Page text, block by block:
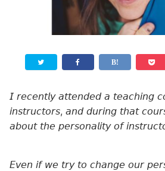
𝘐 𝘳𝘦𝘤𝘦𝘯𝘵𝘭𝘺 𝘢𝘵𝘵𝘦𝘯𝘥𝘦𝘥 𝘢 𝘵𝘦𝘢𝘤𝘩𝘪𝘯𝘨
𝘪𝘯𝘴𝘵𝘳𝘶𝘤𝘵𝘰𝘳𝘴, 𝘢𝘯𝘥 𝘥𝘶𝘳𝘪𝘯𝘨 𝘵𝘩𝘢𝘵
𝘢𝘣𝘰𝘶𝘵 𝘵𝘩𝘦 𝘱𝘦𝘳𝘴𝘰𝘯𝘢𝘭𝘪𝘵𝘺 𝘰𝘧
𝘌𝘷𝘦𝘯 𝘪𝘧 𝘸𝘦 𝘵𝘳𝘺 𝘵𝘰 𝘤𝘩𝘢𝘯𝘨𝘦 𝘰𝘶𝘳